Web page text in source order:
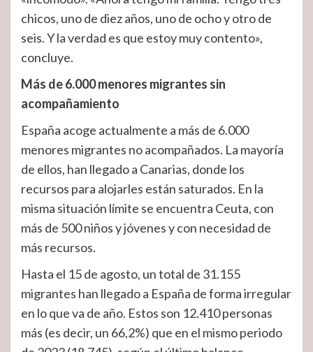
chicos, uno de diez años, uno de ocho y otro de
seis. Y la verdad es que estoy muy contento»,
concluye.
Más de 6.000 menores migrantes sin
acompañamiento
España acoge actualmente a más de 6.000
menores migrantes no acompañados. La mayoría
de ellos, han llegado a Canarias, donde los
recursos para alojarles están saturados. En la
misma situación límite se encuentra Ceuta, con
más de 500 niños y jóvenes y con necesidad de
más recursos.
Hasta el 15 de agosto, un total de 31.155
migrantes han llegado a España de forma irregular
en lo que va de año. Estos son 12.410 personas
más (es decir, un 66,2%) que en el mismo periodo